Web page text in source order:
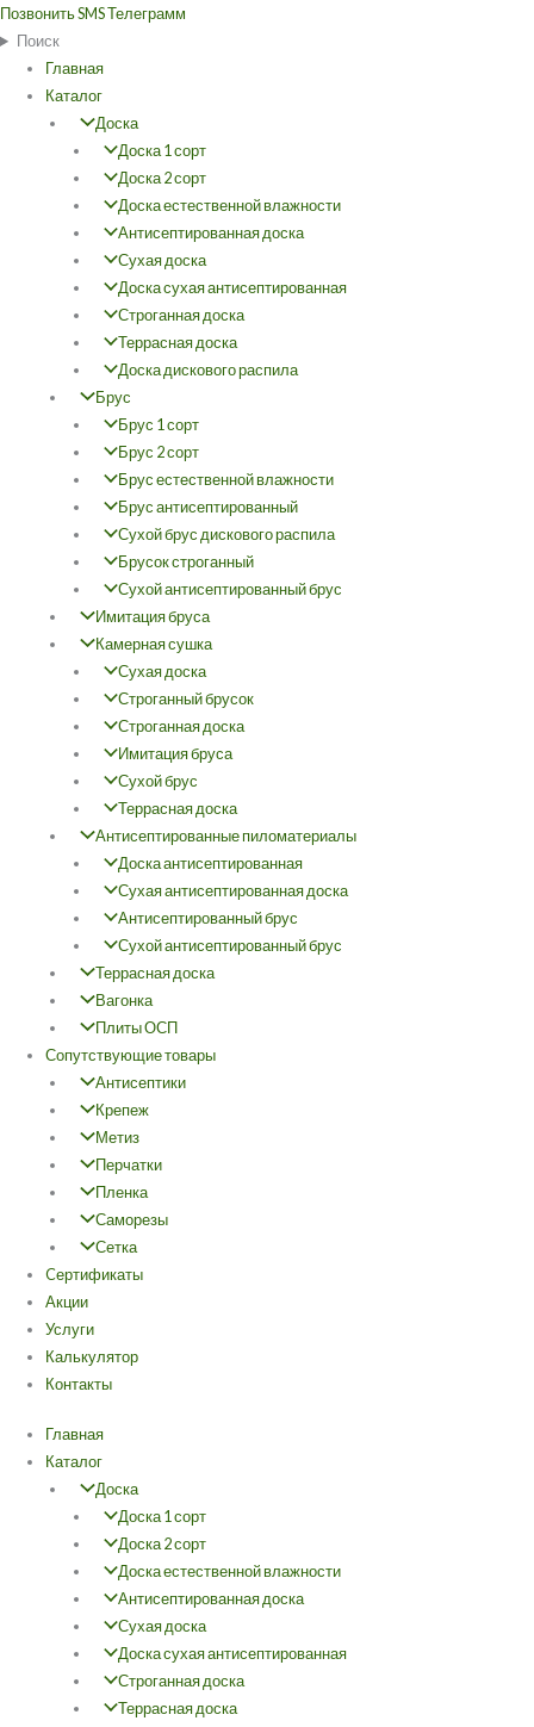
Перейти
к
содержимому
ПозвонитьSMSТелеграмм
Поиск
Главная
Каталог
Доска
Доска 1 сорт
Доска 2 сорт
Доска естественной влажности
Антисептированная доска
Сухая доска
Доска сухая антисептированная
Строганная доска
Террасная доска
Доска дискового распила
Брус
Брус 1 сорт
Брус 2 сорт
Брус естественной влажности
Брус антисептированный
Сухой брус дискового распила
Брусок строганный
Сухой антисептированный брус
Имитация бруса
Камерная сушка
Сухая доска
Строганный брусок
Строганная доска
Имитация бруса
Сухой брус
Террасная доска
Антисептированные пиломатериалы
Доска антисептированная
Сухая антисептированная доска
Антисептированный брус
Сухой антисептированный брус
Террасная доска
Вагонка
Плиты ОСП
Сопутствующие товары
Антисептики
Крепеж
Метиз
Перчатки
Пленка
Саморезы
Сетка
Cертификаты
Акции
Услуги
Калькулятор
Контакты
Главная
Каталог
Доска
Доска 1 сорт
Доска 2 сорт
Доска естественной влажности
Антисептированная доска
Сухая доска
Доска сухая антисептированная
Строганная доска
Террасная доска